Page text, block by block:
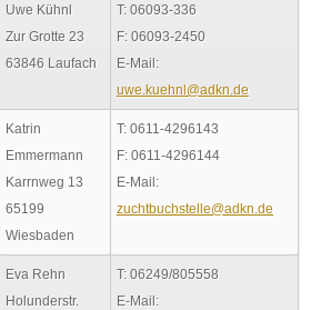
Uwe Kühnl
Zur Grotte 23
63846 Laufach
T: 06093-336
F: 06093-2450
E-Mail:
uwe.kuehnl@adkn.de
Katrin
Emmermann
Karrnweg 13
65199
Wiesbaden
T: 0611-4296143
F: 0611-4296144
E-Mail:
zuchtbuchstelle@adkn.de
Eva Rehn
Holunderstr.
T: 06249/805558
E-Mail: